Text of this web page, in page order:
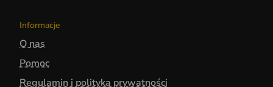
Informacje
O nas
Pomoc
Regulamin i polityka prywatności